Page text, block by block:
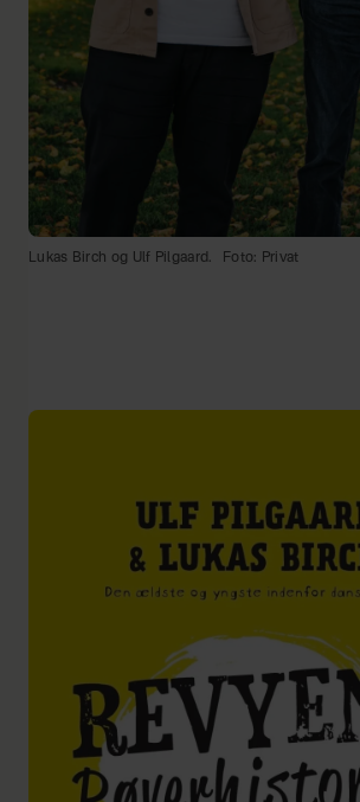
Lukas Birch og Ulf Pilgaard. Foto: Privat